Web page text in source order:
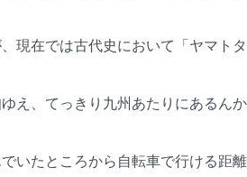
現在では古代史において「ヤマト
え、てっきり九州あたりにあるん
いたところから自転車で行ける距離